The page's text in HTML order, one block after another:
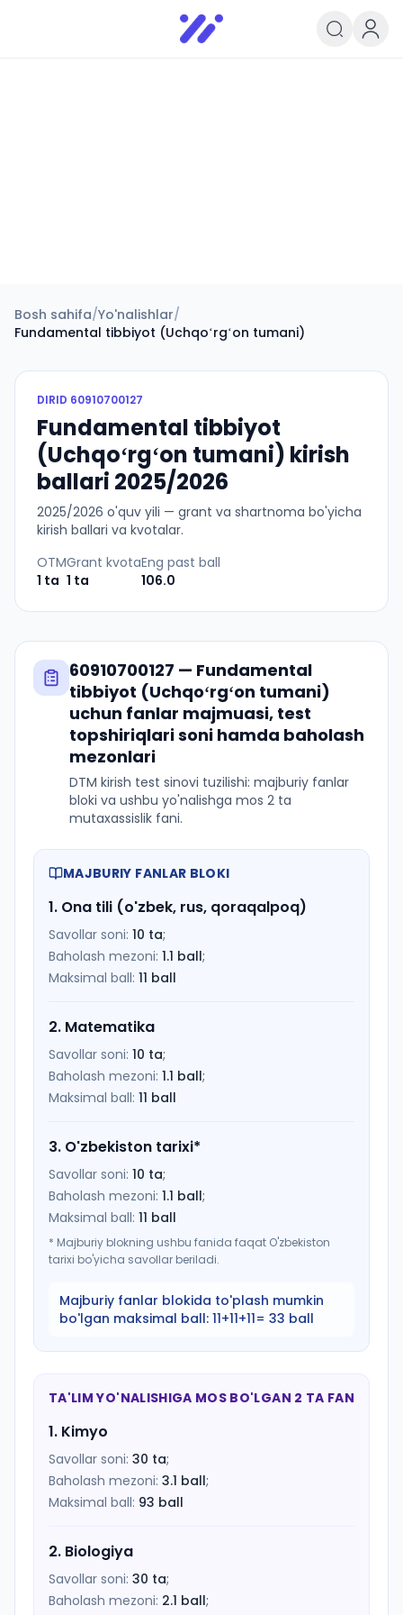
Infoedu
Ta&#039;lim xabarlari va
Bosh sahifa/Yo'nalishlar/
Fundamental tibbiyot (Uchqoʻrgʻon tumani)
DIRID 60910700127
Fundamental tibbiyot
(Uchqoʻrgʻon tumani) kirish
ballari 2025/2026
2025/2026 o'quv yili — grant va shartnoma bo'yicha
kirish ballari va kvotalar.
OTM
1 ta
Grant kvota
1 ta
Eng past ball
106.0
60910700127 — Fundamental
tibbiyot (Uchqoʻrgʻon tumani)
uchun fanlar majmuasi, test
topshiriqlari soni hamda baholash
mezonlari
DTM kirish test sinovi tuzilishi: majburiy fanlar
bloki va ushbu yo'nalishga mos 2 ta
mutaxassislik fani.
MAJBURIY FANLAR BLOKI
1. Ona tili (o'zbek, rus, qoraqalpoq)
Savollar soni: 10 ta;
Baholash mezoni: 1.1 ball;
Maksimal ball: 11 ball
2. Matematika
Savollar soni: 10 ta;
Baholash mezoni: 1.1 ball;
Maksimal ball: 11 ball
3. O'zbekiston tarixi*
Savollar soni: 10 ta;
Baholash mezoni: 1.1 ball;
Maksimal ball: 11 ball
* Majburiy blokning ushbu fanida faqat O'zbekiston
tarixi bo'yicha savollar beriladi.
Majburiy fanlar blokida to'plash mumkin
bo'lgan maksimal ball: 11+11+11= 33 ball
TA'LIM YO'NALISHIGA MOS BO'LGAN 2 TA FAN
1. Kimyo
Savollar soni: 30 ta;
Baholash mezoni: 3.1 ball;
Maksimal ball: 93 ball
2. Biologiya
Savollar soni: 30 ta;
Baholash mezoni: 2.1 ball;